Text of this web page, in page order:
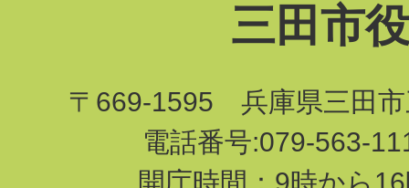
三田市
〒669-1595 兵庫県三田市
電話番号:079-563-